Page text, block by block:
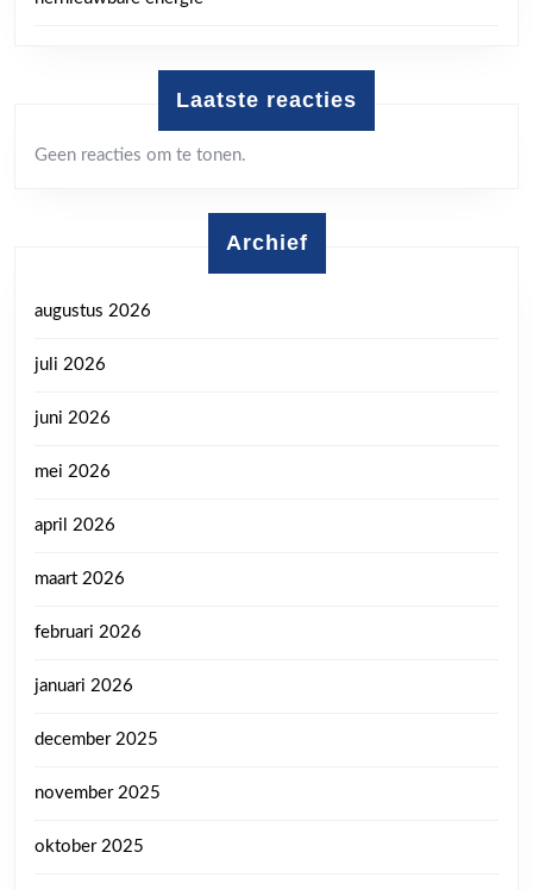
Laatste reacties
Geen reacties om te tonen.
Archief
augustus 2026
juli 2026
juni 2026
mei 2026
april 2026
maart 2026
februari 2026
januari 2026
december 2025
november 2025
oktober 2025